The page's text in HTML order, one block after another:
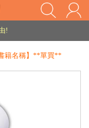
家長樂了!「風車書版集團暨FOOD超人企業總部」目前正興建中!
!
物流程說明』
籍名稱】**單買**